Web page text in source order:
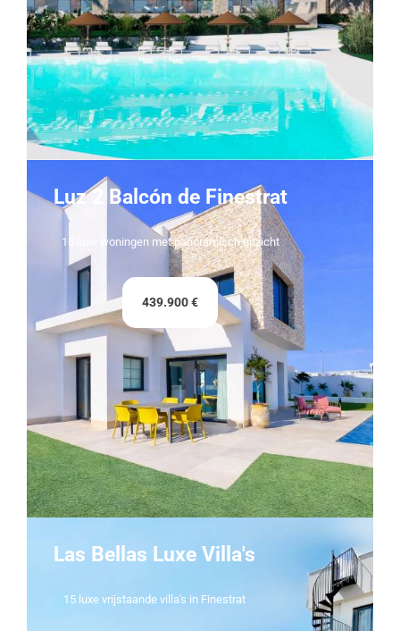
Luz 2 Balcón de Finestrat
18 luxe woningen met panoramisch uitzicht
439.900 €
Las Bellas Luxe Villa's
15 luxe vrijstaande villa's in Finestrat